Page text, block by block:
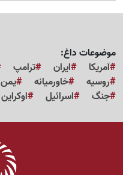
موضوعات داغ:
آمریکا
ایران ترامپ
روسیه
خاورمیانه یمن
جنگ
اسرائیل اوکراین